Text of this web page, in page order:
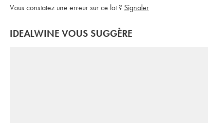
Vous constatez une erreur sur ce lot ? Signaler
IDEALWINE VOUS SUGGÈRE